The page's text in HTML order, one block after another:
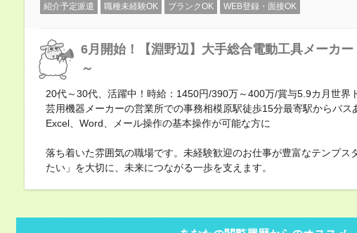
紹介予定派遣 職種未経験OK ブランクOK WEB登録・面接OK
6月開始！【淵野辺】大手総合電動工具メーカ
～
20代～30代、活躍中！時給：1450円/390万～400万/賞与5.9カ月世界
芸用機器メーカーの営業所での事務相模原駅徒歩15分最寄駅からバス
Excel、Word、メール操作の基本操作が可能な方に
落ち着いた雰囲気の職場です。未経験歓迎のお仕事が豊富なテンプス
たい」を大切に、未来につながる一歩を支えます。